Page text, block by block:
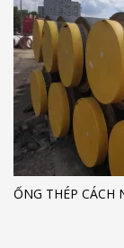
ỐNG THÉP CÁCH